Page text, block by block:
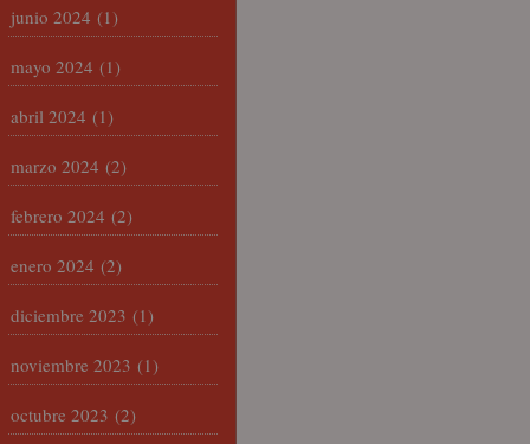
junio 2024 (1)
mayo 2024 (1)
abril 2024 (1)
marzo 2024 (2)
febrero 2024 (2)
enero 2024 (2)
diciembre 2023 (1)
noviembre 2023 (1)
octubre 2023 (2)